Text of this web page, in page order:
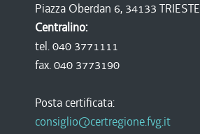
Piazza Oberdan 6, 34133 TRIESTE
Centralino:
tel. 040 3771111
fax. 040 3773190
Posta certificata:
consiglio@certregione.fvg.it